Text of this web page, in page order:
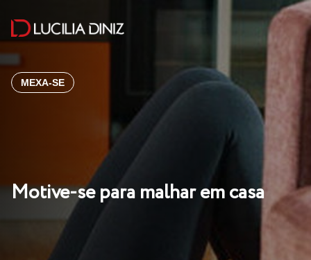
MEXA-SE
Motive-se para malhar em casa